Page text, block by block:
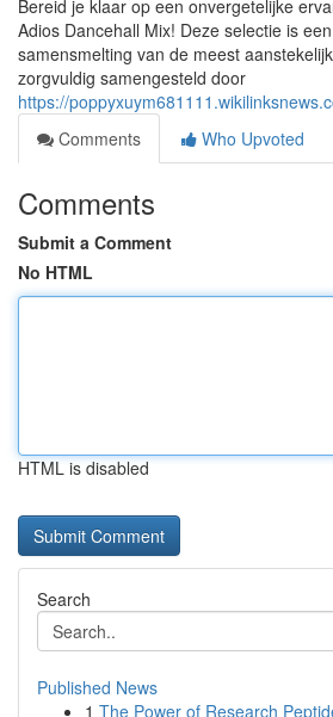
Bereid je klaar op een onvergetelijke
Adios Dancehall Mix! Deze selectie is
samensmelting van de meest
zorgvuldig samengesteld door
https://
Comments
Who Upvoted
Comments
Submit a Comment
No HTML
HTML is disabled
Search
Published News
1 The Power of Research